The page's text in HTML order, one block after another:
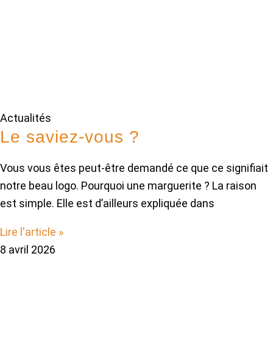
Actualités
Le saviez-vous ?
Vous vous êtes peut-être demandé ce que ce signifiait
notre beau logo. Pourquoi une marguerite ? La raison
est simple. Elle est d’ailleurs expliquée dans
Lire l'article »
8 avril 2026